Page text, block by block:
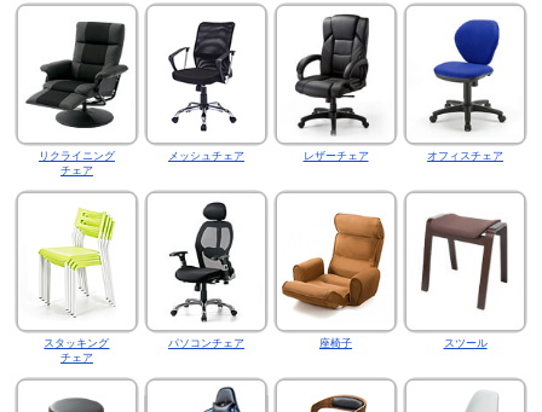
リクライニング
チェア
メッシュチェア レザーチェア オフィスチェア
スタッキング
チェア
パソコンチェア 座椅子 スツール